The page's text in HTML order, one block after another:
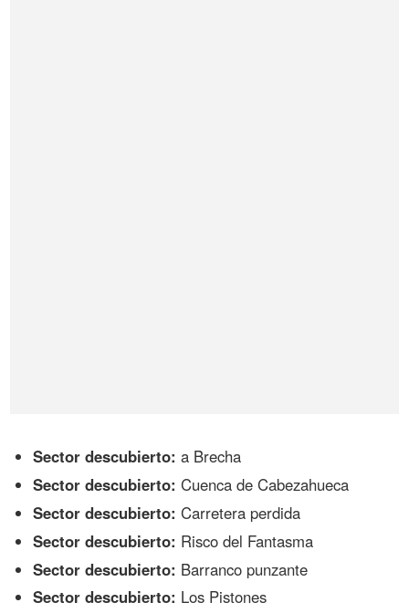
Sector descubierto: a Brecha
Sector descubierto: Cuenca de Cabezahueca
Sector descubierto: Carretera perdida
Sector descubierto: Risco del Fantasma
Sector descubierto: Barranco punzante
Sector descubierto: Los Pistones